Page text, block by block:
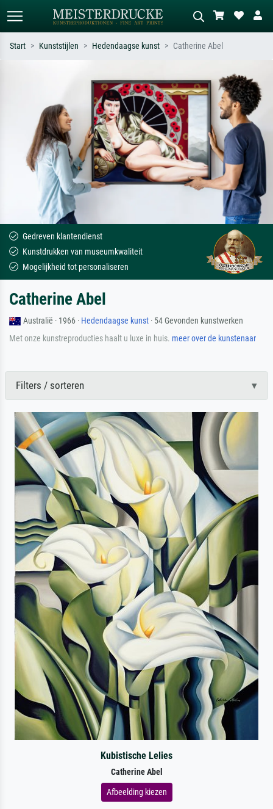
Zoek op kunstenaar, titel of stijl – bijv.
Monet, Sterrennacht, impressionisme,
Hokusai-golf, naakt.
Beschrijf de scène – bijv. groene
weide, abstract met veel rood, donker
olieverfschilderij, staand naakt naast
een boom.
Start Kunststijlen Hedendaagse kunst Catherine Abel
Gedreven klantendienst
Kunstdrukken van museumkwaliteit
Mogelijkheid tot personaliseren
Catherine Abel
Australië · 1966 · Hedendaagse kunst · 54 Gevonden kunstwerken
Met onze kunstreproducties haalt u luxe in huis. meer over de kunstenaar
Filters / sorteren
Kubistische Lelies
Catherine Abel
Afbeelding kiezen